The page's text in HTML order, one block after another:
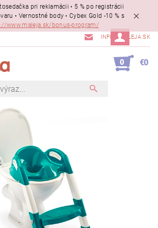
pri reklamácii • 5 % po registrácii
• Vernostné body • Cybex Gold -10 % s
www.maleja.sk/bonus-program/
INFO@MALEJA.SK
0 €0